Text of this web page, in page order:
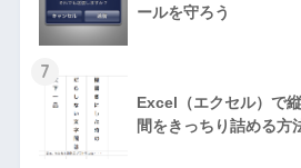
ールを守ろう
7
Excel（エクセル）で
間をきっちり詰める方